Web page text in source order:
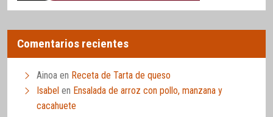
Comentarios recientes
Ainoa en Receta de Tarta de queso
Isabel en Ensalada de arroz con pollo, manzana y
cacahuete